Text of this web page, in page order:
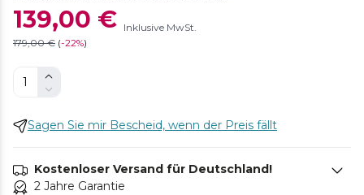
139,00 € Inklusive MwSt.
179,00 € (-22%)
Sagen Sie mir Bescheid, wenn der Preis fällt
Kostenloser Versand für Deutschland!
2 Jahre Garantie